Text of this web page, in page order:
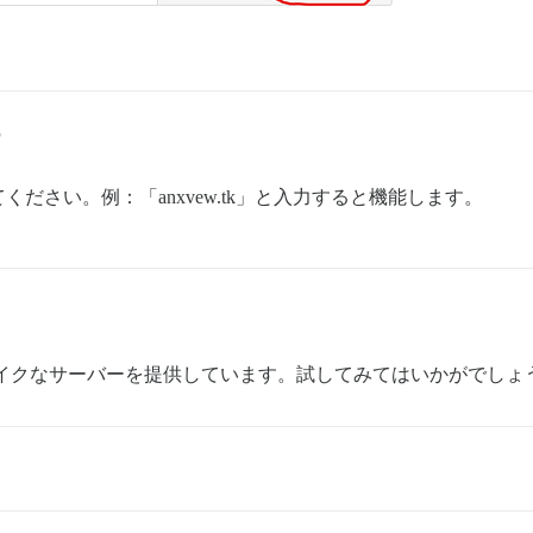
ださい。例：「anxvew.tk」と入力すると機能します。
クなサーバーを提供しています。試してみてはいかがでしょ